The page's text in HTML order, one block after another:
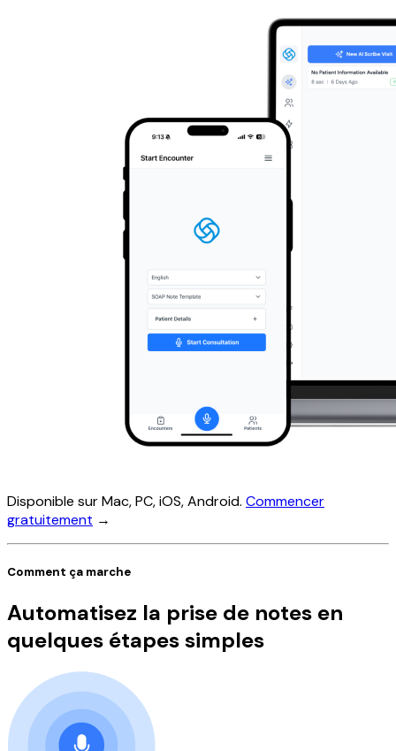
Disponible sur Mac, PC, iOS, Android. Commencer
gratuitement →
Comment ça marche
Automatisez la prise de notes en
quelques étapes simples